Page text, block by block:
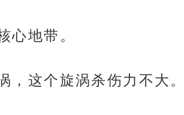
心地带。
，这个旋涡杀伤力不大。